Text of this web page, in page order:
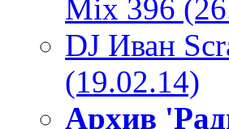
Mix 396
DJ Иван
(19.02.14)
Архив